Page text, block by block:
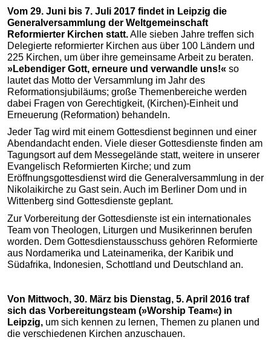
Vom 29. Juni bis 7. Juli 2017 findet in Leipzig die
Generalversammlung der Weltgemeinschaft
Reformierter Kirchen statt.Alle sieben Jahre treffen sich
Delegierte reformierter Kirchen aus über 100 Ländern und
225 Kirchen, um über ihre gemeinsame Arbeit zu beraten.
»Lebendiger Gott, erneure und verwandle uns!« so
lautet das Motto der Versammlung im Jahr des
Reformationsjubiläums; große Themenbereiche werden
dabei Fragen von Gerechtigkeit, (Kirchen)-Einheit und
Erneuerung (Reformation) behandeln.
Jeder Tag wird mit einem Gottesdienst beginnen und einer
Abendandacht enden. Viele dieser Gottesdienste finden am
Tagungsort auf dem Messegelände statt, weitere in unserer
Evangelisch Reformierten Kirche; und zum
Eröffnungsgottesdienst wird die Generalversammlung in der
Nikolaikirche zu Gast sein. Auch im Berliner Dom und in
Wittenberg sind Gottesdienste geplant.
Zur Vorbereitung der Gottesdienste ist ein internationales
Team von Theologen, Liturgen und Musikerinnen berufen
worden. Dem Gottesdienstausschuss gehören Reformierte
aus Nordamerika und Lateinamerika, der Karibik und
Südafrika, Indonesien, Schottland und Deutschland an.
Von Mittwoch, 30. März bis Dienstag, 5. April 2016 traf
sich das Vorbereitungsteam (»Worship Team«) in
Leipzig, um sich kennen zu lernen, Themen zu planen und
die verschiedenen Kirchen anzuschauen.